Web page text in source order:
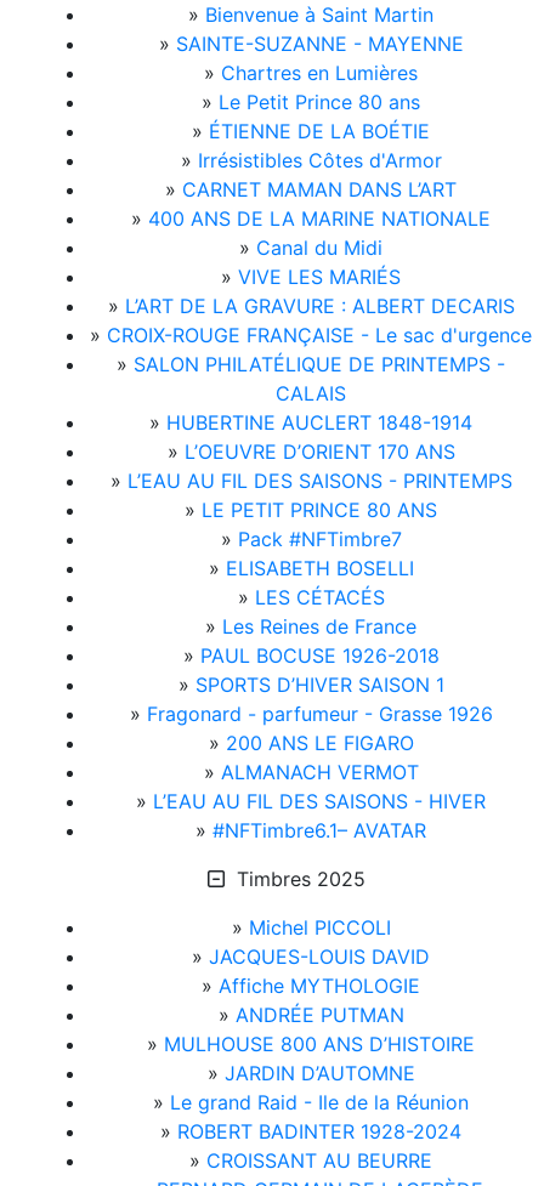
» Bienvenue à Saint Martin
» SAINTE-SUZANNE - MAYENNE
» Chartres en Lumières
» Le Petit Prince 80 ans
» ÉTIENNE DE LA BOÉTIE
» Irrésistibles Côtes d'Armor
» CARNET MAMAN DANS L’ART
» 400 ANS DE LA MARINE NATIONALE
» Canal du Midi
» VIVE LES MARIÉS
» L’ART DE LA GRAVURE : ALBERT DECARIS
» CROIX-ROUGE FRANÇAISE - Le sac d'urgence
» SALON PHILATÉLIQUE DE PRINTEMPS -
CALAIS
» HUBERTINE AUCLERT 1848-1914
» L’OEUVRE D’ORIENT 170 ANS
» L’EAU AU FIL DES SAISONS - PRINTEMPS
» LE PETIT PRINCE 80 ANS
» Pack #NFTimbre7
» ELISABETH BOSELLI
» LES CÉTACÉS
» Les Reines de France
» PAUL BOCUSE 1926-2018
» SPORTS D’HIVER SAISON 1
» Fragonard - parfumeur - Grasse 1926
» 200 ANS LE FIGARO
» ALMANACH VERMOT
» L’EAU AU FIL DES SAISONS - HIVER
» #NFTimbre6.1– AVATAR
Timbres 2025
» Michel PICCOLI
» JACQUES-LOUIS DAVID
» Affiche MYTHOLOGIE
» ANDRÉE PUTMAN
» MULHOUSE 800 ANS D’HISTOIRE
» JARDIN D’AUTOMNE
» Le grand Raid - Ile de la Réunion
» ROBERT BADINTER 1928-2024
» CROISSANT AU BEURRE